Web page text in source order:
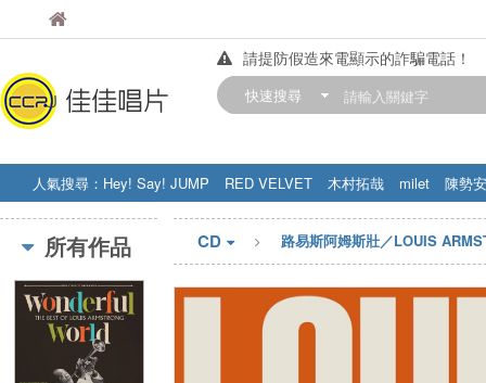
佳佳唱片
請提防假造來電顯示的詐騙電話！
【中華門市營業時間調整公告】
快速搜尋
人氣搜尋： Hey! Say! JUMP RED VELVET 木村拓哉 milet
陳勢安
STRAY KIDS
盧廣仲 周杰伦
所有作品 CD 路易斯阿姆斯壯／LOUIS